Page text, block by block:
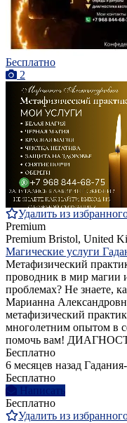
Бесплатно
2
Удалить из
Premium
Premium Bristol, United
Магические услуги
Метафизический
проводник в мир магии
проблемах? Не знаете,
Марианна
метафизический
многолетним опытом в
помочь вам!
Бесплатно
6 месяцев назад
Бесплатно
Написать
Бесплатно
Удалить из